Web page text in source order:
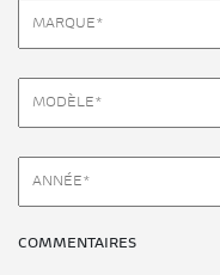
COMMENTAIRES